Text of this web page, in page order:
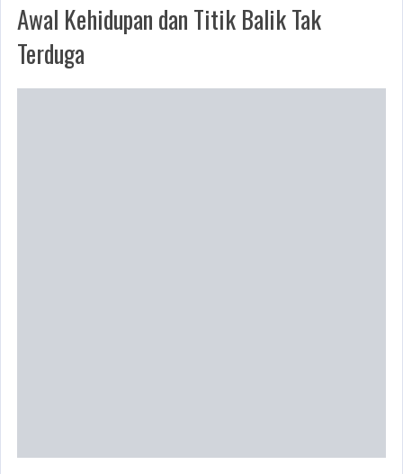
Awal Kehidupan dan Titik Balik Tak
Terduga